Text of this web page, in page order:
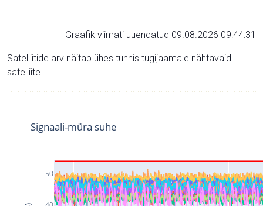
Graafik viimati uuendatud 09.08.2026 09:44:31
Satelliitide arv näitab ühes tunnis tugijaamale nähtavaid
satelliite.
50
Signaali-müra suhe